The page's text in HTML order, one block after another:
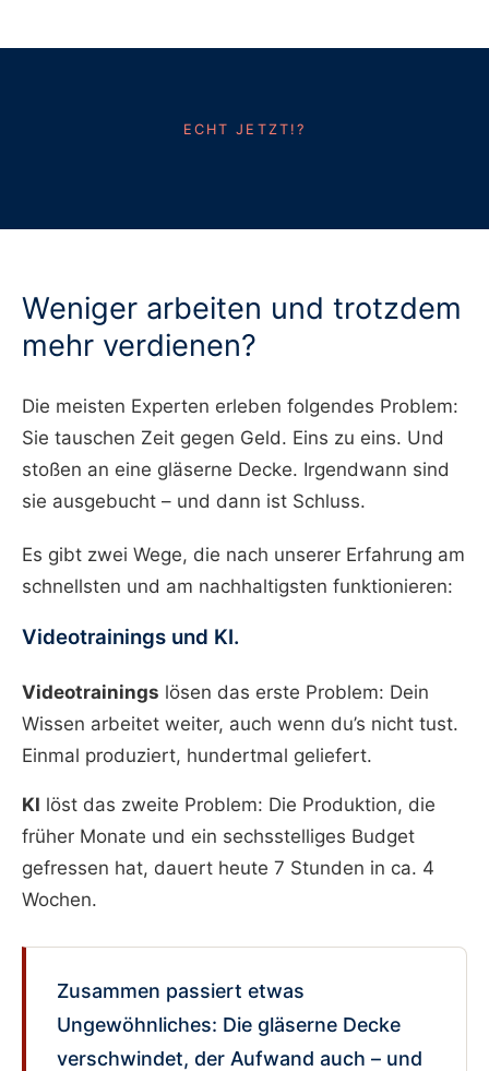
ECHT JETZT!?
Weniger arbeiten und trotzdem
mehr verdienen?
Die meisten Experten erleben folgendes Problem:
Sie tauschen Zeit gegen Geld. Eins zu eins. Und
stoßen an eine gläserne Decke. Irgendwann sind
sie ausgebucht – und dann ist Schluss.
Es gibt zwei Wege, die nach unserer Erfahrung am
schnellsten und am nachhaltigsten funktionieren:
Videotrainings und KI.
Videotrainings lösen das erste Problem: Dein
Wissen arbeitet weiter, auch wenn du’s nicht tust.
Einmal produziert, hundertmal geliefert.
KI löst das zweite Problem: Die Produktion, die
früher Monate und ein sechsstelliges Budget
gefressen hat, dauert heute 7 Stunden in ca. 4
Wochen.
Zusammen passiert etwas
Ungewöhnliches: Die gläserne Decke
verschwindet, der Aufwand auch – und